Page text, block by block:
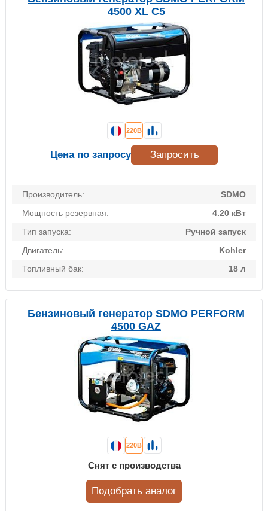
4500 XL C5
Производитель:
SDMO
Мощность резервная:
4.20 кВт
Тип запуска:
Ручной запуск
Двигатель:
Kohler
Топливный бак:
18 л
220В
Цена по запросу Запросить
Бензиновый генератор SDMO PERFORM
4500 GAZ
220В
Снят с производства
Подобрать аналог